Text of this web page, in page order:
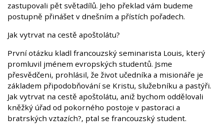
zastupovali pět světadílů. Jeho překlad vám budeme
postupně přinášet v dnešním a přístích pořadech.
Jak vytrvat na cestě apoštolátu?
První otázku kladl francouzský seminarista Louis, který
promluvil jménem evropských studentů. Jsme
přesvědčeni, prohlásil, že život učedníka a misionáře je
základem připodobňování se Kristu, služebníku a pastýři.
Jak vytrvat na cestě apoštolátu, aniž bychom oddělovali
kněžký úřad od pokorného postoje v pastoraci a
bratrských vztazích?, ptal se francouzský student.